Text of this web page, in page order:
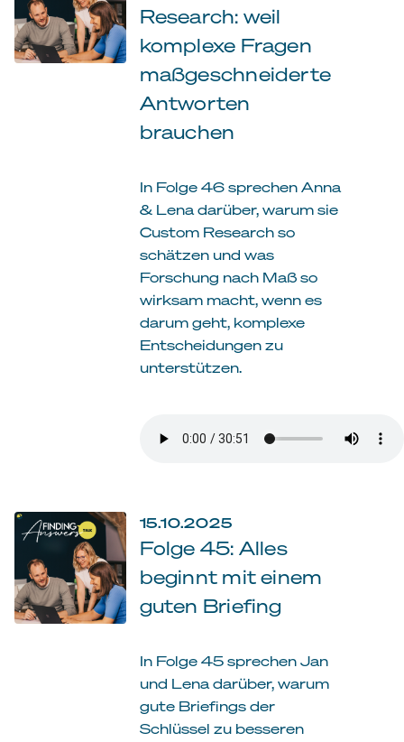
Research: weil
komplexe Fragen
maßgeschneiderte
Antworten
brauchen
In Folge 46 sprechen Anna
& Lena darüber, warum sie
Custom Research so
schätzen und was
Forschung nach Maß so
wirksam macht, wenn es
darum geht, komplexe
Entscheidungen zu
unterstützen.
15.10.2025
Folge 45: Alles
beginnt mit einem
guten Briefing
In Folge 45 sprechen Jan
und Lena darüber, warum
gute Briefings der
Schlüssel zu besseren